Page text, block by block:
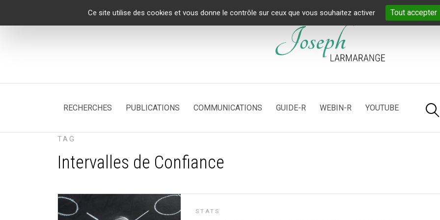
Ce site utilise des cookies et vous donne le contrôle sur ceux que vous souhaitez activer Tout accepter
RECHERCHES PUBLICATIONS COMMUNICATIONS GUIDE-R WEBIN-R YOUTUBE
TAG
Intervalles de Confiance
STATS